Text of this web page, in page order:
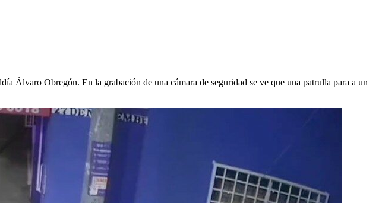
Álvaro Obregón. En la grabación de una cámara de seguridad se ve que una patrulla para a un